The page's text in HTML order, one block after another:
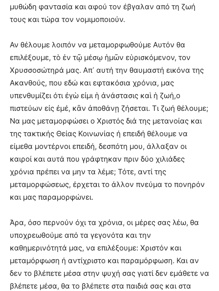
μυθώδη φαντασία και αφού τον έβγαλαν από τη ζωή
τους και τώρα τον νομιμοποιούν.
Αν θέλουμε λοιπόν να μεταμορφωθούμε Αυτόν θα
επιλέξουμε, τὸ ἐν τῷ μέσῳ ἡμῶν εὑρισκόμενον, τον
Χρυσσοσώτηρά μας. Απ᾿ αυτή την θαυμαστή εικόνα της
Ακανθούς, που εδώ και εφτακόσια χρόνια, μας
υπενθυμίζει ότι ἐγὼ εἰμι ἡ ἀνάστασις καὶ ἡ ζωή,ο
πιστεύων εἰς ἐμέ, κἂν ἀποθάνῃ ζήσεται. Τι ζωή θέλουμε;
Να μας μεταμορφώσει ο Χριστός διά της μετανοίας και
της τακτικής Θείας Κοινωνίας ή επειδή θέλουμε να
είμεθα μοντέρνοι επειδή, δεσπότη μου, άλλαξαν οι
καιροί και αυτά που γράφτηκαν πριν δύο χιλιάδες
χρόνια πρέπει να μην τα λέμε; Τότε, αντί της
μεταμορφώσεως, έρχεται το άλλον πνεύμα το πονηρόν
και μας παραμορφώνει.
Άρα, όσο περνούν όχι τα χρόνια, οι μέρες σας λέω, θα
υποχρεωθούμε από τα γεγονότα και την
καθημερινότητά μας, να επιλέξουμε: Χριστόν και
μεταμόρφωση ή αντίχριστο και παραμόρφωση. Και αν
δεν το βλέπετε μέσα στην ψυχή σας γιατί δεν εμάθετε να
βλέπετε μέσα, θα το βλέπετε στα παιδιά σας και στα